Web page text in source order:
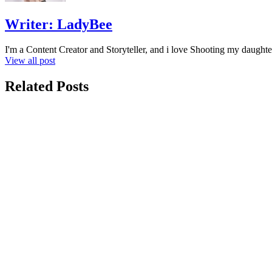
Writer: LadyBee
I'm a Content Creator and Storyteller, and i love Shooting my
View all post
Related Posts